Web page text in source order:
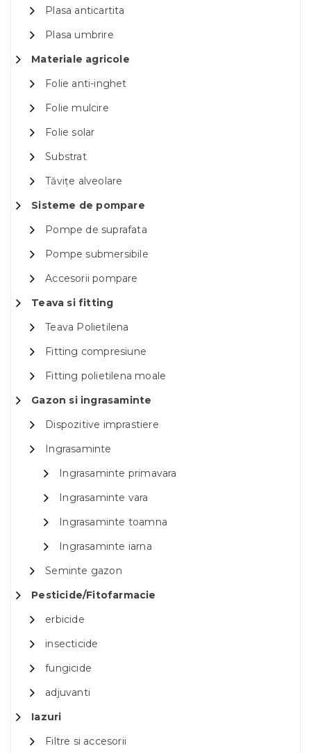
Plasa anticartita
Plasa umbrire
Materiale agricole
Folie anti-inghet
Folie mulcire
Folie solar
Substrat
Tăvițe alveolare
Sisteme de pompare
Pompe de suprafata
Pompe submersibile
Accesorii pompare
Teava si fitting
Teava Polietilena
Fitting compresiune
Fitting polietilena moale
Gazon si ingrasaminte
Dispozitive imprastiere
Ingrasaminte
Ingrasaminte primavara
Ingrasaminte vara
Ingrasaminte toamna
Ingrasaminte iarna
Seminte gazon
Pesticide/Fitofarmacie
erbicide
insecticide
fungicide
adjuvanti
Iazuri
Filtre si accesorii